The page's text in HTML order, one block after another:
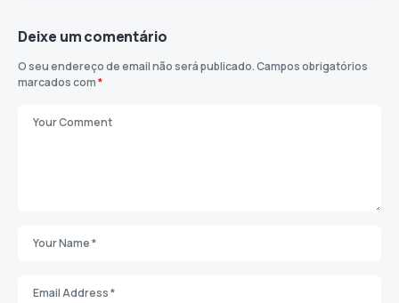
Deixe um comentário
O seu endereço de email não será publicado.Campos obrigatórios
marcados com*